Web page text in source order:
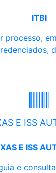
ITBI
processo,
E ISS
E ISS
e